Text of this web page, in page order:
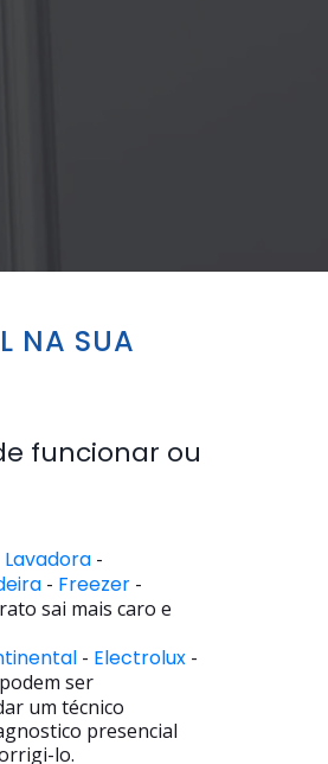
NA SUA
funcionar ou
Lavadora-
- Freezer-
sai mais caro e
- Electrolux-
ser
um técnico
presencial
lo.